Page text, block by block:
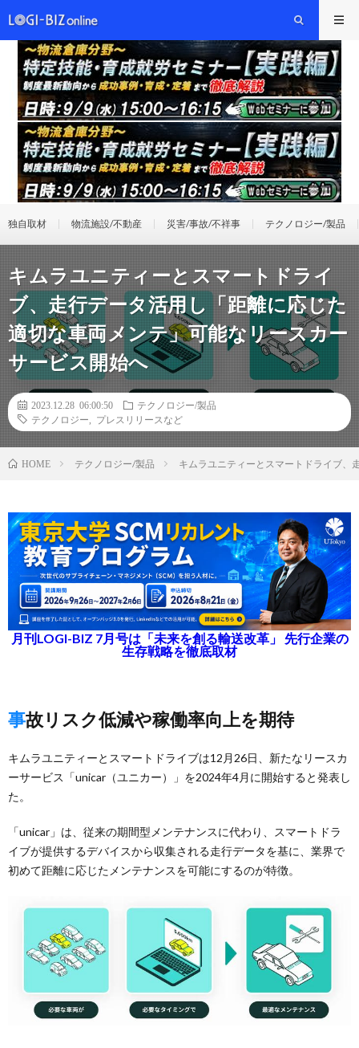
独自取材 物流施設/不動産 災害/事故/不祥事 テクノロジー/製品
キムラユニティーとスマートドライ
ブ、走行データ活用し「距離に応じた
適切な車両メンテ」可能なリースカー
サービス開始へ
2023.12.28 06:00:50
テクノロジー/製品
テクノロジー
プレスリリースなど
HOME テクノロジー/製品 キムラユニティーとスマートドライブ、
月刊LOGI-BIZ 7月号は「未来を創る輸送改革」 先行企業の
生存戦略を徹底取材
事故リスク低減や稼働率向上を期待
キムラユニティーとスマートドライブは12月26日、新たなリースカ
ーサービス「unicar（ユニカー）」を2024年4月に開始すると発表し
た。
「unicar」は、従来の期間型メンテナンスに代わり、スマートドラ
イブが提供するデバイスから収集される走行データを基に、業界で
初めて距離に応じたメンテナンスを可能にするのが特徴。